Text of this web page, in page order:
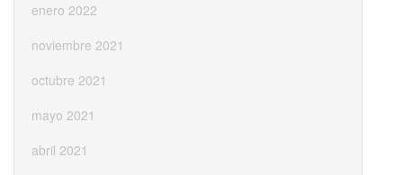
enero 2022
noviembre 2021
octubre 2021
mayo 2021
abril 2021